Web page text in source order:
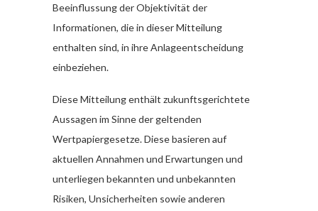
Beeinflussung der Objektivität der
Informationen, die in dieser Mitteilung
enthalten sind, in ihre Anlageentscheidung
einbeziehen.
Diese Mitteilung enthält zukunftsgerichtete
Aussagen im Sinne der geltenden
Wertpapiergesetze. Diese basieren auf
aktuellen Annahmen und Erwartungen und
unterliegen bekannten und unbekannten
Risiken, Unsicherheiten sowie anderen